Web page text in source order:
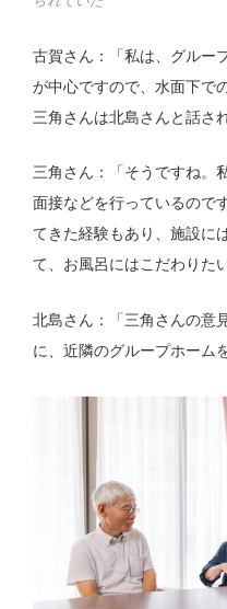
古賀さん：「私は、グルー
が中心ですので、水面下で
三角さんは北島さんと話さ
三角さん：「そうですね。
面接などを行っているので
てきた経験もあり、施設に
て、お風呂にはこだわりた
北島さん：「三角さんの意
に、近隣のグループホーム